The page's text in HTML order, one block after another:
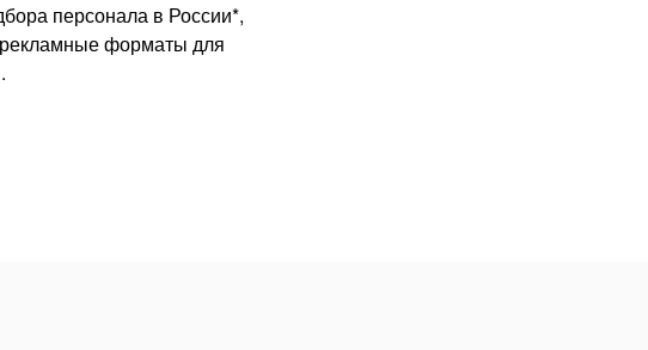
персонала в России*,
форматы для